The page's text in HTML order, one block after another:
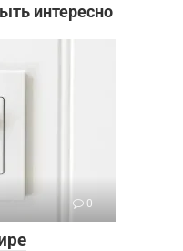
интересно
0